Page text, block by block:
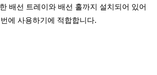
배선 트레이와 배선 홀까지 설치되어 있어
에 사용하기에 적합합니다.